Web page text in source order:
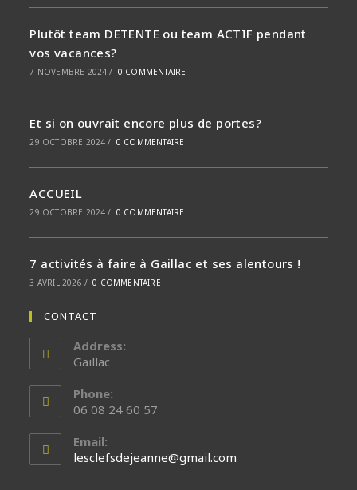
Plutôt team DETENTE ou team ACTIF pendant
vos vacances?
7 NOVEMBRE 2024 / 0 COMMENTAIRE
Et si on ouvrait encore plus de portes?
29 OCTOBRE 2024 / 0 COMMENTAIRE
ACCUEIL
29 OCTOBRE 2024 / 0 COMMENTAIRE
7 activités à faire à Gaillac et ses alentours !
3 AVRIL 2026 / 0 COMMENTAIRE
CONTACT
Address:
Gaillac
Phone:
06 08 24 60 57
Email:
lesclefsdejeanne@gmail.com